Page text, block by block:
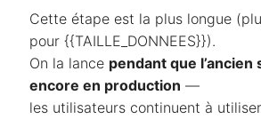
Cette étape est la plus longue
pour {{TAILLE_DONNEES}}).
On la lance pendant que
encore en production —
les utilisateurs continuent à